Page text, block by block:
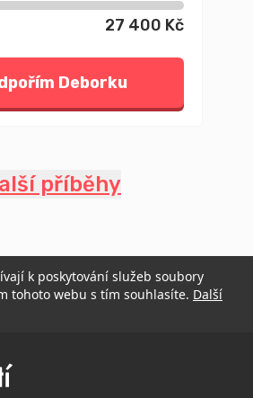
27 400 Kč
Deborku
příběhy
k poskytování služeb soubory
tohoto webu s tím souhlasíte. Další